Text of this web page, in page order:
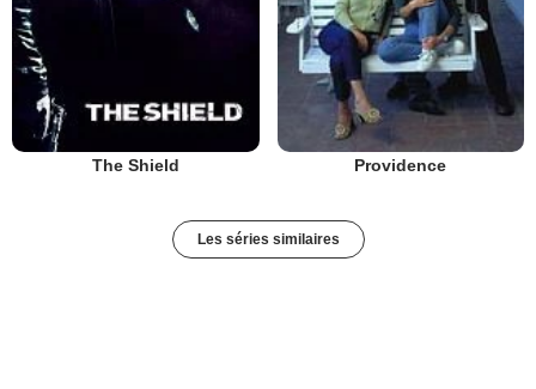
The Shield Providence
Les séries similaires